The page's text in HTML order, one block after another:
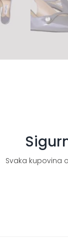
Svaka kupovina